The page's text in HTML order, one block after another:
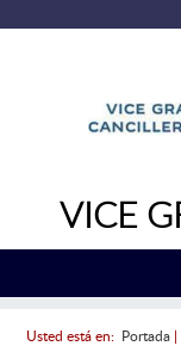
VICE
Usted está en: Portada|